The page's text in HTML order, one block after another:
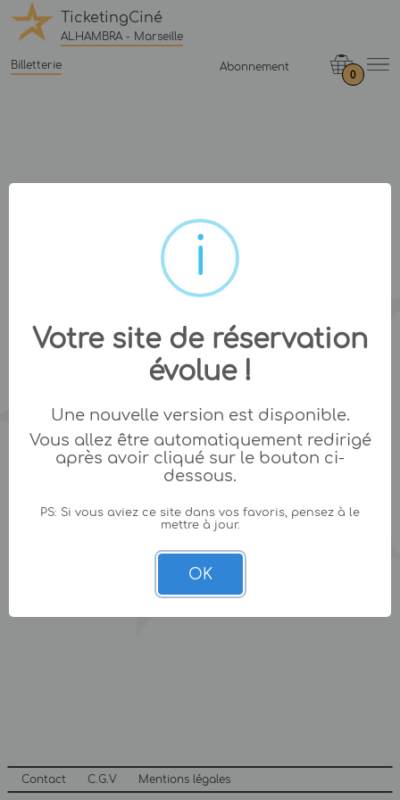
TicketingCiné
ALHAMBRA - Marseille
Billetterie Abonnement
0
Contact C.G.V Mentions légales
Votre site de réservation
évolue !
Une nouvelle version est disponible.
Vous allez être automatiquement redirigé
après avoir cliqué sur le bouton ci-
dessous.
PS: Si vous aviez ce site dans vos favoris, pensez à le
mettre à jour.
OK